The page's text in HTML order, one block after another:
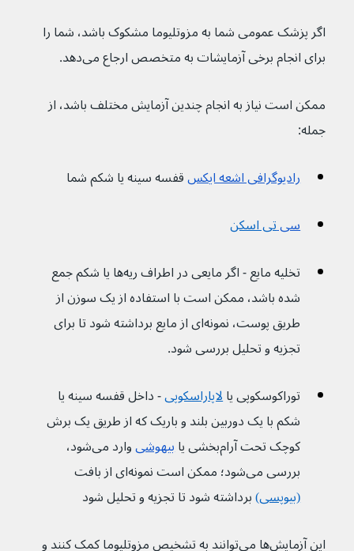
اگر پزشک عمومی شما به مزوتلیوما مشکوک باشد، شما را
برای انجام برخی آزمایشات به متخصص ارجاع می‌دهد.
ممکن است نیاز به انجام چندین آزمایش مختلف باشد، از
جمله:
رادیوگرافی اشعه ایکس قفسه سینه یا شکم شما
سی تی اسکن
تخلیه مایع - اگر مایعی در اطراف ریه‌ها یا شکم جمع
شده باشد، ممکن است با استفاده از یک سوزن از
طریق پوست، نمونه‌ای از مایع برداشته شود تا برای
تجزیه و تحلیل بررسی شود.
توراکوسکوپی یا لاپاراسکوپی- داخل قفسه سینه یا
شکم با یک دوربین بلند و باریک که از طریق یک برش
کوچک تحت آرام‌بخشی یا
بیهوشی
وارد می‌شود،
بررسی می‌شود؛ ممکن است نمونه‌ای از بافت
(بیوپسی) برداشته شود تا تجزیه و تحلیل شود
این آزمایش‌ها می‌توانند به تشخیص مزوتلیوما کمک کنند و